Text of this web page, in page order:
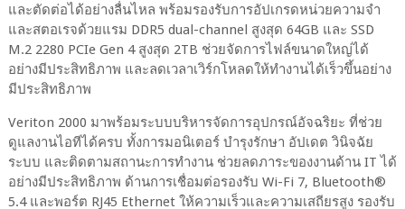
และตัดต่อได้อย่างลื่นไหล พร้อมรองรับการอัปเกรดหน่วยความจำ
และสตอเรจด้วยแรม DDR5 dual-channel สูงสุด 64GB และ SSD
M.2 2280 PCIe Gen 4 สูงสุด 2TB ช่วยจัดการไฟล์ขนาดใหญ่ได้
อย่างมีประสิทธิภาพ และลดเวลาเวิร์กโหลดให้ทำงานได้เร็วขึ้นอย่าง
มีประสิทธิภาพ
Veriton 2000 มาพร้อมระบบบริหารจัดการอุปกรณ์อัจฉริยะ ที่ช่วย
ดูแลงานไอทีได้ครบ ทั้งการมอนิเตอร์ บำรุงรักษา อัปเดต วินิจฉัย
ระบบ และติดตามสถานะการทำงาน ช่วยลดภาระของงานด้าน IT ได้
อย่างมีประสิทธิภาพ ด้านการเชื่อมต่อรองรับ Wi-Fi 7, Bluetooth®
5.4 และพอร์ต RJ45 Ethernet ให้ความเร็วและความเสถียรสูง รองรับ